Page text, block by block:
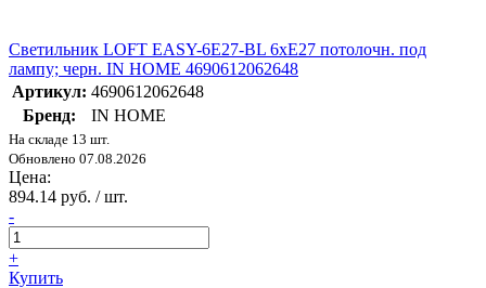
Светильник LOFT EASY-6E27-BL 6хE27 потолочн. под
лампу; черн. IN HOME 4690612062648
Артикул: 4690612062648
Бренд:
IN HOME
На складе 13 шт.
Обновлено 07.08.2026
Цена:
894.14 руб. / шт.
-
+
Купить